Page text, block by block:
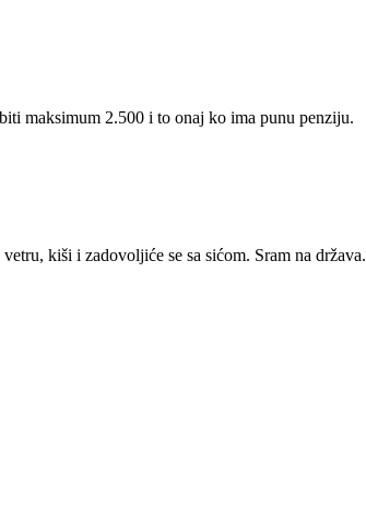
maksimum 2.500 i to onaj ko ima punu penziju.
kiši i zadovoljiće se sa sićom. Sram na država.